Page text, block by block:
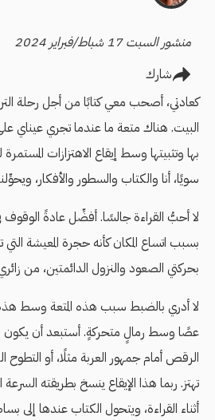
منشور السبت 17 شباط/فبراير 2024
شارك
كعادتي، أصحب معي كتابًا من أجل رحلة
البيت. هناك متعة ما عندما تجري عيناي
بها وتثبيتها وسط إيقاع الاهتزازات
سويًا، أنا والكتاب والسطور والأفكار،
لا أحبُّ القراءة جالسًا. أفضِّل عادةً الوقوف
بسبب اتساع المكان كأنه حجرة المعيشة التي
بحركتي الصعود والنزول الدائمتين، من زائري
لا أدري بالضبط سبب هذه المتعة وسط هذه
عصًا وسط رمالٍ متحركةٍ. أستبعد أن يكون
الرقص أمام جمهور العربة مثلًا، أو التطوح
تهتز. ربما هذا الإيقاع ينسخ بطريقته
أثناء القراءة، ويتحول الكتاب عندها إلى